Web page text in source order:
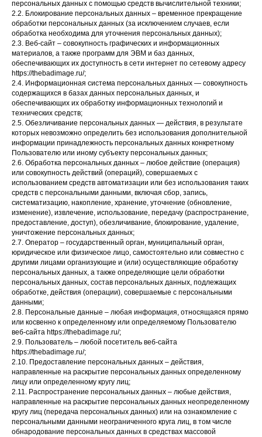
персональных данных с помощью средств вычислительной техники;
2.2. Блокирование персональных данных – временное прекращение
обработки персональных данных (за исключением случаев, если
обработка необходима для уточнения персональных данных);
2.3. Веб-сайт – совокупность графических и информационных
материалов, а также программ для ЭВМ и баз данных,
обеспечивающих их доступность в сети интернет по сетевому адресу
https://thebadimage.ru/;
2.4. Информационная система персональных данных — совокупность
содержащихся в базах данных персональных данных, и
обеспечивающих их обработку информационных технологий и
технических средств;
2.5. Обезличивание персональных данных — действия, в результате
которых невозможно определить без использования дополнительной
информации принадлежность персональных данных конкретному
Пользователю или иному субъекту персональных данных;
2.6. Обработка персональных данных – любое действие (операция)
или совокупность действий (операций), совершаемых с
использованием средств автоматизации или без использования таких
средств с персональными данными, включая сбор, запись,
систематизацию, накопление, хранение, уточнение (обновление,
изменение), извлечение, использование, передачу (распространение,
предоставление, доступ), обезличивание, блокирование, удаление,
уничтожение персональных данных;
2.7. Оператор – государственный орган, муниципальный орган,
юридическое или физическое лицо, самостоятельно или совместно с
другими лицами организующие и (или) осуществляющие обработку
персональных данных, а также определяющие цели обработки
персональных данных, состав персональных данных, подлежащих
обработке, действия (операции), совершаемые с персональными
данными;
2.8. Персональные данные – любая информация, относящаяся прямо
или косвенно к определенному или определяемому Пользователю
веб-сайта https://thebadimage.ru/;
2.9. Пользователь – любой посетитель веб-сайта
https://thebadimage.ru/;
2.10. Предоставление персональных данных – действия,
направленные на раскрытие персональных данных определенному
лицу или определенному кругу лиц;
2.11. Распространение персональных данных – любые действия,
направленные на раскрытие персональных данных неопределенному
кругу лиц (передача персональных данных) или на ознакомление с
персональными данными неограниченного круга лиц, в том числе
обнародование персональных данных в средствах массовой